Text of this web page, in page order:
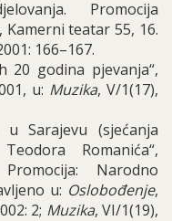
. Promocija
, Kamerni teatar 55, 16.
166–167.
20 godina pjevanja“,
u: Muzika, V/1(17),
u Sarajevu (sjećanja
Romanića“,
Narodno
u: Oslobođenje,
2; Muzika, VI/1(19),